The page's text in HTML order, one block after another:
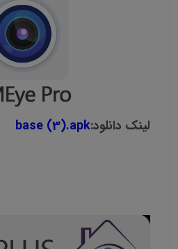
لینک دانلود:base (3).apk